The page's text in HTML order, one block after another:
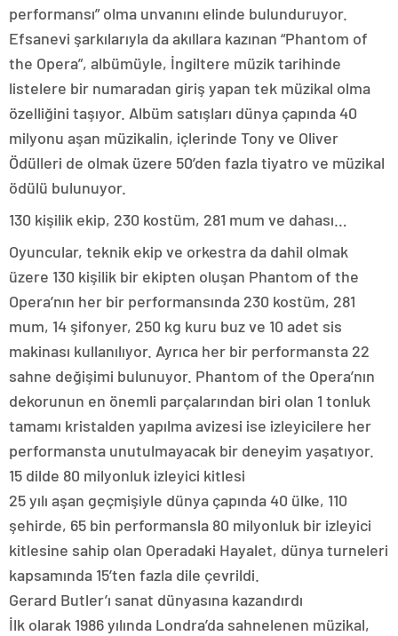
performansı” olma unvanını elinde bulunduruyor.
Efsanevi şarkılarıyla da akıllara kazınan “Phantom of
the Opera”, albümüyle, İngiltere müzik tarihinde
listelere bir numaradan giriş yapan tek müzikal olma
özelliğini taşıyor. Albüm satışları dünya çapında 40
milyonu aşan müzikalin, içlerinde Tony ve Oliver
Ödülleri de olmak üzere 50’den fazla tiyatro ve müzikal
ödülü bulunuyor.
130 kişilik ekip, 230 kostüm, 281 mum ve dahası…
Oyuncular, teknik ekip ve orkestra da dahil olmak
üzere 130 kişilik bir ekipten oluşan Phantom of the
Opera’nın her bir performansında 230 kostüm, 281
mum, 14 şifonyer, 250 kg kuru buz ve 10 adet sis
makinası kullanılıyor. Ayrıca her bir performansta 22
sahne değişimi bulunuyor. Phantom of the Opera’nın
dekorunun en önemli parçalarından biri olan 1 tonluk
tamamı kristalden yapılma avizesi ise izleyicilere her
performansta unutulmayacak bir deneyim yaşatıyor.
15 dilde 80 milyonluk izleyici kitlesi
25 yılı aşan geçmişiyle dünya çapında 40 ülke, 110
şehirde, 65 bin performansla 80 milyonluk bir izleyici
kitlesine sahip olan Operadaki Hayalet, dünya turneleri
kapsamında 15’ten fazla dile çevrildi.
Gerard Butler’ı sanat dünyasına kazandırdı
İlk olarak 1986 yılında Londra’da sahnelenen müzikal,